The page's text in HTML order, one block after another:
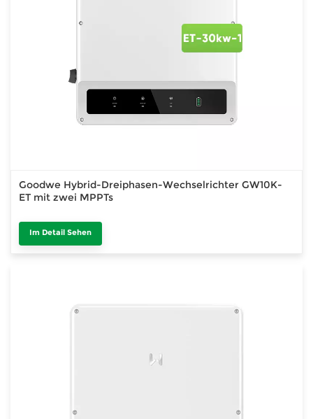
Goodwe Hybrid-Dreiphasen-Wechselrichter GW10K-
ET mit zwei MPPTs
Im Detail Sehen